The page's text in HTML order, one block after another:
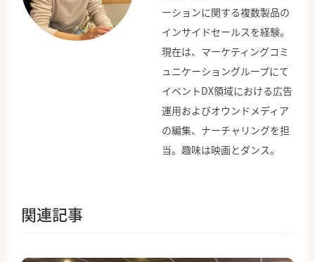
ーションに関する複数製品の
インサイドセールスを経験。
現在は、マーケティングコミ
ュニケーショングループにて
イベントDX領域における広告
運用およびオウンドメディア
の編集、ナーチャリングを担
当。趣味は映画とダンス。
関連記事